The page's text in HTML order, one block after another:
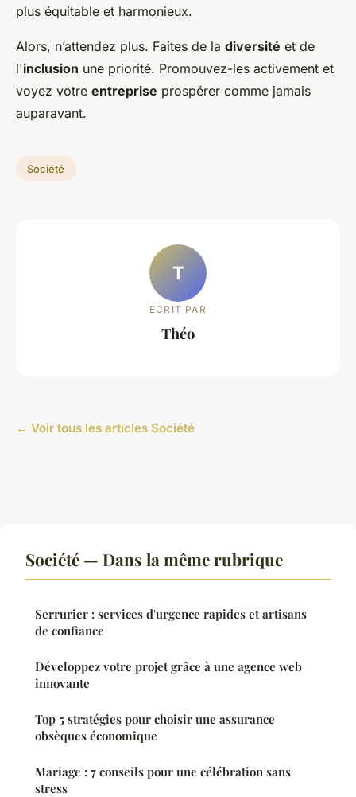
plus équitable et harmonieux.
Alors, n’attendez plus. Faites de la diversité et de
l'inclusion une priorité. Promouvez-les activement et
voyez votre entreprise prospérer comme jamais
auparavant.
Société
T
ECRIT PAR
Théo
← Voir tous les articles Société
Société — Dans la même rubrique
Serrurier : services d'urgence rapides et artisans
de confiance
Développez votre projet grâce à une agence web
innovante
Top 5 stratégies pour choisir une assurance
obsèques économique
Mariage : 7 conseils pour une célébration sans
stress